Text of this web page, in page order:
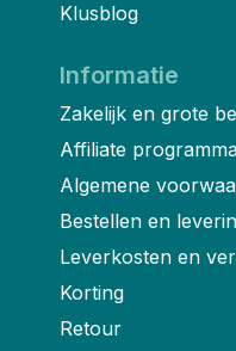
Klusblog
Informatie
Zakelijk en grote
Affiliate
Algemene
Bestellen en
Leverkosten en
Korting
Retour